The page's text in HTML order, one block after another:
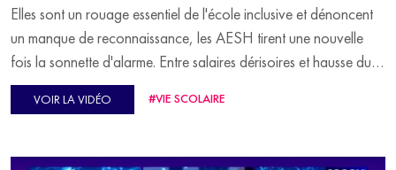
Elles sont un rouage essentiel de l'école inclusive et dénoncent
un manque de reconnaissance, les AESH tirent une nouvelle
fois la sonnette d'alarme. Entre salaires dérisoires et hausse du
nombre d'élèves en situation de handicap, la profession est à
bout de souffle. Une situation dont pâtissent les professionnels
militante CFDT Éducation Formation Recherche publiques, et
VOIR LA VIDÉO #VIE SCOLAIRE